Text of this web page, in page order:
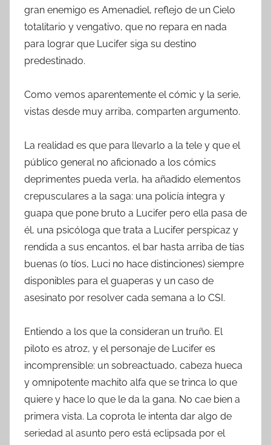
gran enemigo es Amenadiel, reflejo de un Cielo
totalitario y vengativo, que no repara en nada
para lograr que Lucifer siga su destino
predestinado.
Como vemos aparentemente el cómic y la serie,
vistas desde muy arriba, comparten argumento.
La realidad es que para llevarlo a la tele y que el
público general no aficionado a los cómics
deprimentes pueda verla, ha añadido elementos
crepusculares a la saga: una policía íntegra y
guapa que pone bruto a Lucifer pero ella pasa de
él, una psicóloga que trata a Lucifer perspicaz y
rendida a sus encantos, el bar hasta arriba de tías
buenas (o tíos, Luci no hace distinciones) siempre
disponibles para el guaperas y un caso de
asesinato por resolver cada semana a lo CSI.
Entiendo a los que la consideran un truño. El
piloto es atroz, y el personaje de Lucifer es
incomprensible: un sobreactuado, cabeza hueca
y omnipotente machito alfa que se trinca lo que
quiere y hace lo que le da la gana. No cae bien a
primera vista. La coprota le intenta dar algo de
seriedad al asunto pero está eclipsada por el